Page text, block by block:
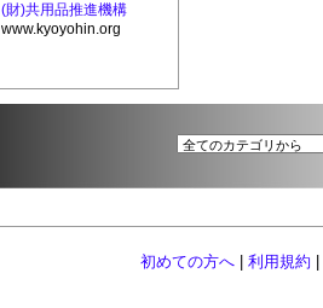
(財)共用品推進機構
www.kyoyohin.org
初めての方へ 利用規約